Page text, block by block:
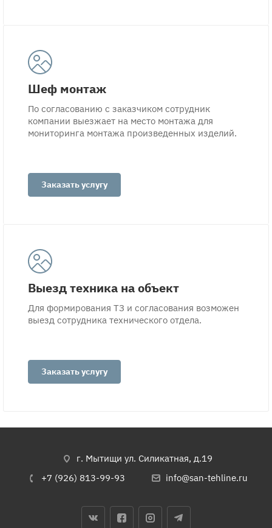
Шеф монтаж
По согласованию с заказчиком сотрудник
компании выезжает на место монтажа для
мониторинга монтажа произведенных изделий.
Заказать услугу
Выезд техника на объект
Для формирования ТЗ и согласования возможен
выезд сотрудника технического отдела.
Заказать услугу
г. Мытищи ул. Силикатная, д.19
+7 (926) 813-99-93
info@san-tehline.ru